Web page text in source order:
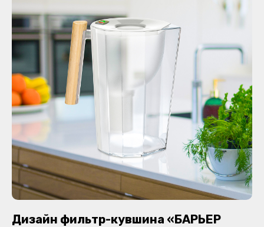
Дизайн фильтр-кувшина «БАРЬЕР